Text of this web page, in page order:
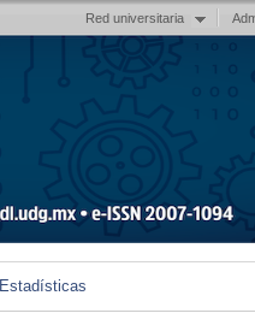
Red universitaria
Estadísticas